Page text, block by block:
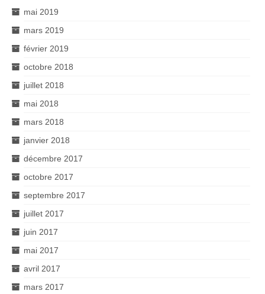
mai 2019
mars 2019
février 2019
octobre 2018
juillet 2018
mai 2018
mars 2018
janvier 2018
décembre 2017
octobre 2017
septembre 2017
juillet 2017
juin 2017
mai 2017
avril 2017
mars 2017